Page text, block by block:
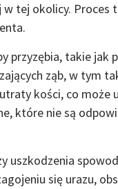
tej okolicy. Proces
przyzębia, takie jak
ząb, w tym
kości, co może
które nie są
uszkodzenia
się urazu,